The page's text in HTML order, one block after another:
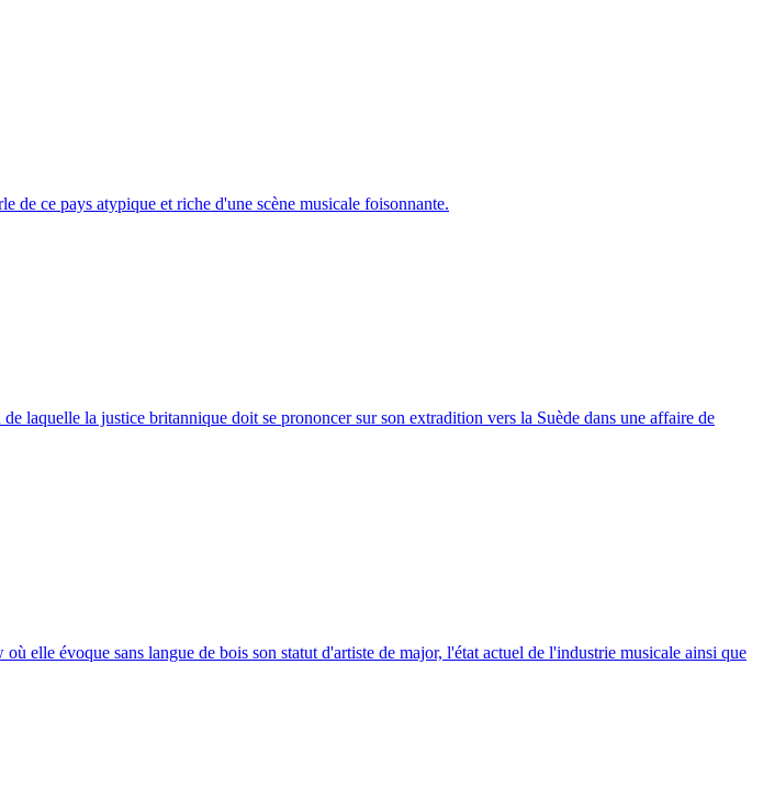
de ce pays atypique et riche d'une scène musicale foisonnante.
laquelle la justice britannique doit se prononcer sur son extradition vers la Suède dans une affaire de
elle évoque sans langue de bois son statut d'artiste de major, l'état actuel de l'industrie musicale ainsi que